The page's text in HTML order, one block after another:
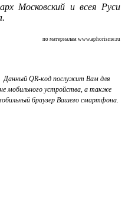
Московский и всея Руси
по материалам www.aphorisme.ru
Данный QR-код послужит Вам для
мобильного устройства, а также
браузер Вашего смартфона.